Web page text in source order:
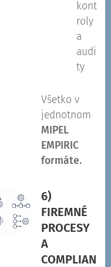
kont
roly
a
audi
ty
Všetko v
jednotnom
MIPEL
EMPIRIC
formáte.
6)
FIREMNÉ
PROCESY
A
COMPLIAN